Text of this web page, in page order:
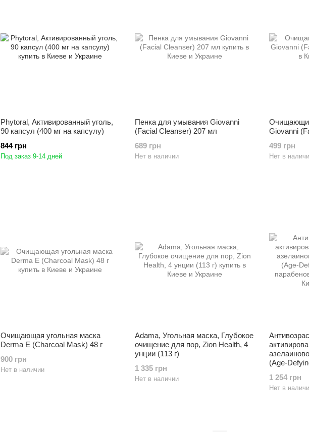
Phytoral, Активированный уголь,
90 капсул (400 мг на капсулу)
844 грн
Под заказ 9-14 дней
Пенка для умывания Giovanni
(Facial Cleanser) 207 мл
689 грн
Нет в наличии
Giovanni
499 грн
Нет в
Очищающая угольная маска
Derma E (Charcoal Mask) 48 г
900 грн
Нет в наличии
Adama, Угольная маска, Глубокое
очищение для пор, Zion Health, 4
унции (113 г)
1 335 грн
Нет в наличии
(Age-
1 254 грн
Нет в